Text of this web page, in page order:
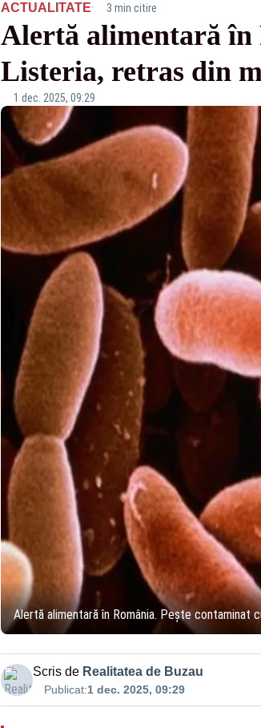
ACTUALITATE· 3 min citire
Alertă alimentară în
Listeria, retras din
1 dec. 2025, 09:29
Alertă alimentară în România. Pește contaminat
Scris de Realitatea de Buzau
Publicat:1 dec. 2025, 09:29